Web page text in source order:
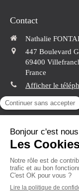
Contact
Nathalie
447 Boulevard
69400
France
Afficher le
DuLundiau
Conformément aux articles
mis en place un dispositif de
CNPM - MEDIATION DE LA
réclamation sur son site :
postale en écrivant àCNPM -
42400 SAINT CHAMOND